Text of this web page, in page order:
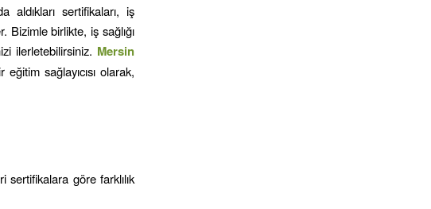
aldıkları sertifikaları, iş
Bizimle birlikte, iş sağlığı
ilerletebilirsiniz. Mersin
sağlayıcısı olarak,
sertifikalara göre farklılık